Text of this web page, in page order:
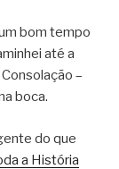
bom tempo
até a
–
boca.
do que
a História